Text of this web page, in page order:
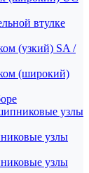
втулке
(узкий) SA /
(широкий)
узлы
узлы
узлы